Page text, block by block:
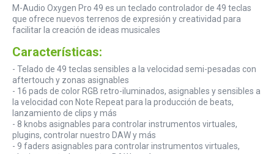
M-Audio Oxygen Pro 49 es un teclado controlador de 49 teclas
que ofrece nuevos terrenos de expresión y creatividad para
facilitar la creación de ideas musicales
Características:
- Telado de 49 teclas sensibles a la velocidad semi-pesadas con
aftertouch y zonas asignables
- 16 pads de color RGB retro-iluminados, asignables y sensibles a
la velocidad con Note Repeat para la producción de beats,
lanzamiento de clips y más
- 8 knobs asignables para controlar instrumentos virtuales,
plugins, controlar nuestro DAW y más
- 9 faders asignables para controlar instrumentos virtuales,